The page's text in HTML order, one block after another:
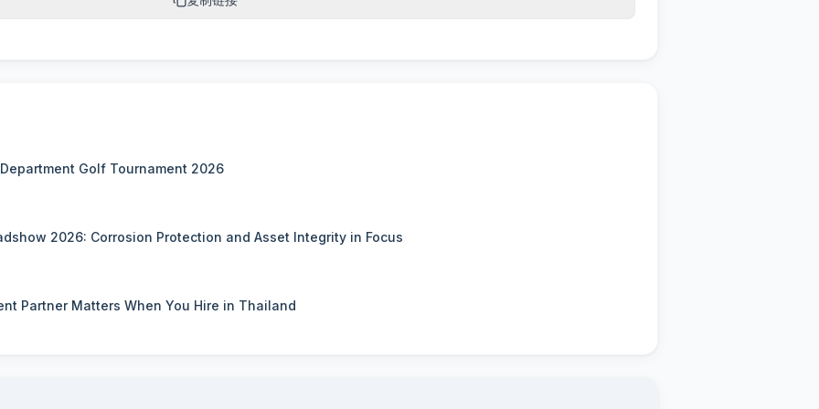
Golf Tournament 2026
2026: Corrosion Protection and Asset Integrity in Focus
Partner Matters When You Hire in Thailand